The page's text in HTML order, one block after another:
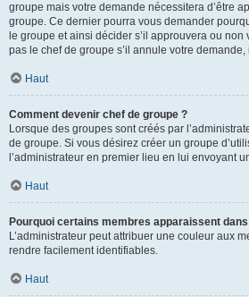
groupe mais votre demande nécessitera d’être
groupe. Ce dernier pourra vous demander
le groupe et ainsi décider s’il approuvera ou non
pas le chef de groupe s’il annule votre
Haut
Comment devenir chef de groupe ?
Lorsque des groupes sont créés par
de groupe. Si vous désirez créer un groupe
l’administrateur en premier lieu en lui envoyant
Haut
Pourquoi certains membres apparaissent
L’administrateur peut attribuer une couleur aux
rendre facilement identifiables.
Haut